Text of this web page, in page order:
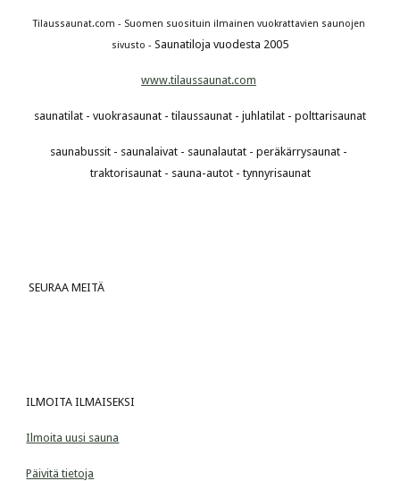
Tilaussaunat.com - Suomen suosituin ilmainen vuokrattavien saunojen
sivusto - Saunatiloja vuodesta 2005
www.tilaussaunat.com
saunatilat - vuokrasaunat - tilaussaunat - juhlatilat - polttarisaunat
saunabussit - saunalaivat - saunalautat - peräkärrysaunat -
traktorisaunat - sauna-autot - tynnyrisaunat
SEURAA MEITÄ
ILMOITA ILMAISEKSI
Ilmoita uusi sauna
Päivitä tietoja